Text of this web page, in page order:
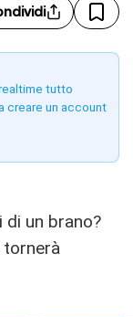
tutto
creare un account
un brano?
tornerà